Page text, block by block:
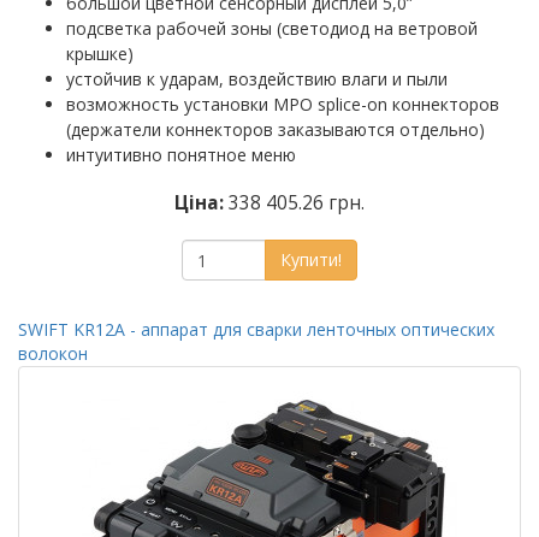
подсветка рабочей зоны (светодиод на ветровой
крышке)
устойчив к ударам, воздействию влаги и пыли
возможность установки MPO splice-on коннекторов
(держатели коннекторов заказываются отдельно)
интуитивно понятное меню
Ціна:338 405.26 грн.
Купити!
SWIFT KR12A - аппарат для сварки ленточных оптических
волокон